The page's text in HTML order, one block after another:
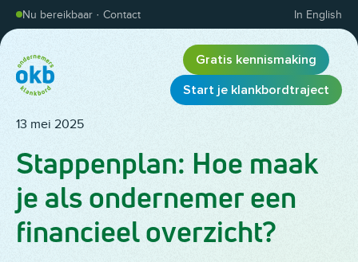
Overslaan en inhoud weergeven
Nu bereikbaar · Contact In English
Gratis kennismaking
Start je klankbordtraject
13 mei 2025
Stappenplan: Hoe maak
je als ondernemer een
financieel overzicht?